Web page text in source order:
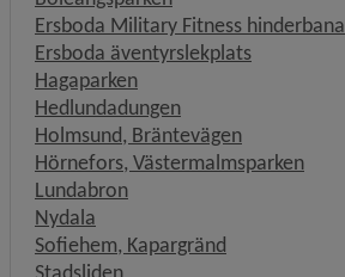
Ersboda Military Fitness hinderbana
Ersboda äventyrslekplats
Hagaparken
Hedlundadungen
Holmsund, Bräntevägen
Hörnefors, Västermalmsparken
Lundabron
Nydala
Sofiehem, Kapargränd